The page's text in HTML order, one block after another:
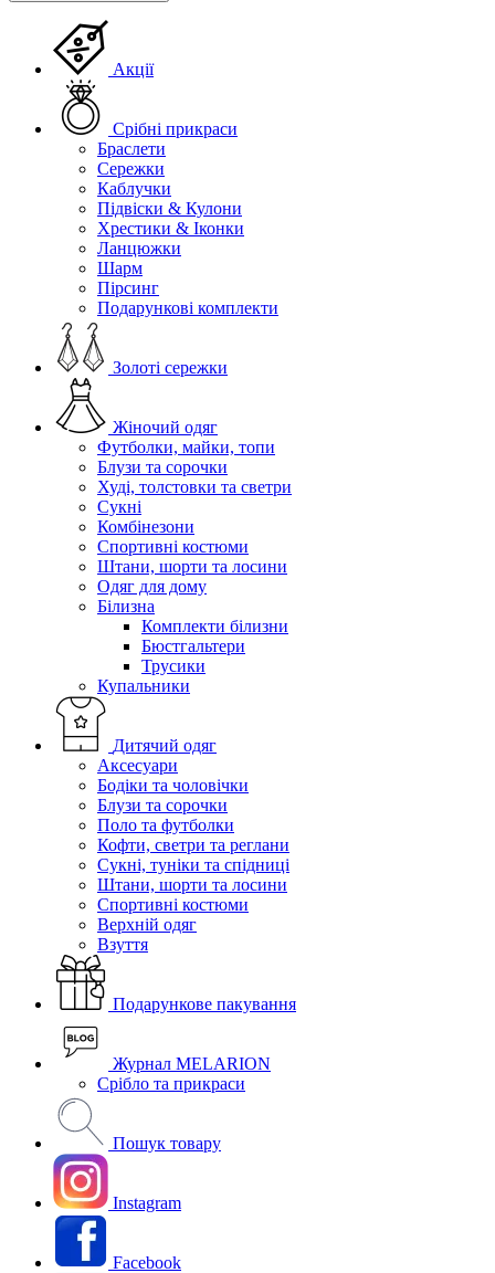
Акції
Срібні прикраси
Браслети
Сережки
Каблучки
Підвіски & Кулони
Хрестики & Іконки
Ланцюжки
Шарм
Пірсинг
Подарункові комплекти
Золоті сережки
Жіночий одяг
Футболки, майки, топи
Блузи та сорочки
Худі, толстовки та светри
Сукні
Комбінезони
Спортивні костюми
Штани, шорти та лосини
Одяг для дому
Білизна
Комплекти білизни
Бюстгальтери
Трусики
Купальники
Дитячий одяг
Аксесуари
Бодіки та чоловічки
Блузи та сорочки
Поло та футболки
Кофти, светри та реглани
Сукні, туніки та спідниці
Штани, шорти та лосини
Спортивні костюми
Верхній одяг
Взуття
Подарункове пакування
Журнал MELARION
Срібло та прикраси
Пошук товару
Instagram
Facebook